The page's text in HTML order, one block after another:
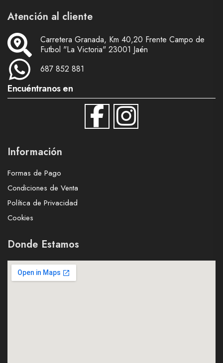
Atención al cliente
Carretera Granada, Km 40,20 Frente Campo de
Futbol "La Victoria" 23001 Jaén
687 852 881
Encuéntranos en
Información
Formas de Pago
Condiciones de Venta
Política de Privacidad
Cookies
Donde Estamos